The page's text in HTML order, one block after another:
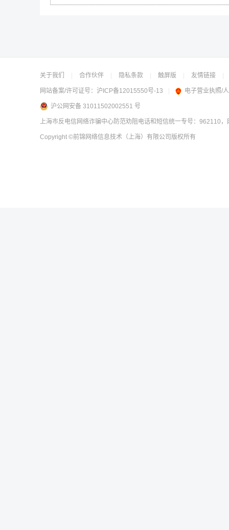
关于我们 合作伙伴 隐私条款 触屏版 友情链接
网站备案/许可证号： 沪ICP备12015550号-13 电子营业执照/
沪公网安备 31011502002551 号
上海市反电信网络诈骗中心防范劝阻电话和短信统一专号：962110
Copyright ©前锦网络信息技术（上海）有限公司 版权所有